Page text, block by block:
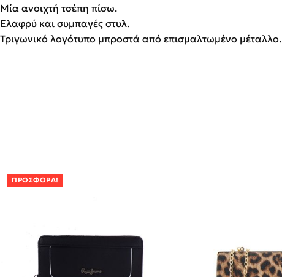
Μία ανοιχτή τσέπη πίσω.
Ελαφρύ και συμπαγές στυλ.
Τριγωνικό λογότυπο μπροστά από επισμαλτωμένο μέταλλο.
ΠΡΟΣΦΟΡΆ!